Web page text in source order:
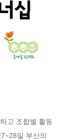
고 조합별 활동
일 부산의